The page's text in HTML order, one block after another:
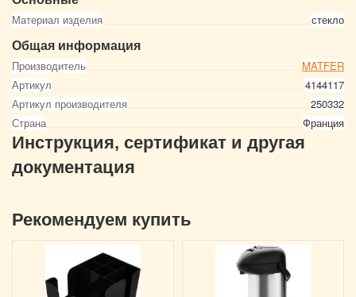
Материал изделия стекло
Общая информация
Производитель
MATFER
Артикул
4144117
Артикул производителя
250332
Страна
Франция
Инструкция, сертификат и другая
документация
Рекомендуем купить